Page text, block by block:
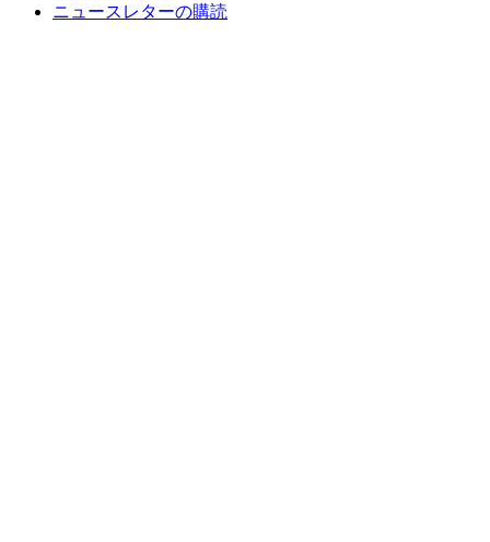
ニュースレターの購読